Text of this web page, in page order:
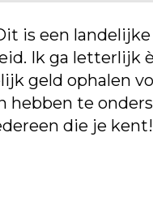
is een
Ik ga letterlijk
geld ophalen
hebben te
die je